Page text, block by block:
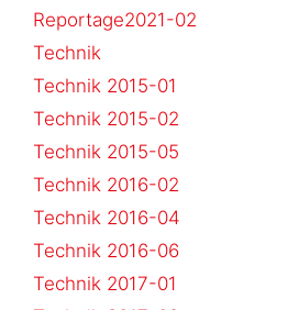
Reportage2021-02
Technik
Technik 2015-01
Technik 2015-02
Technik 2015-05
Technik 2016-02
Technik 2016-04
Technik 2016-06
Technik 2017-01